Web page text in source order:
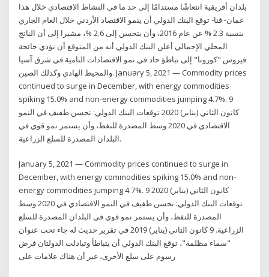
بلدان أفريقية انتعاشًا مستدامًا إلى حد ما في النشاط الاقتصادي خلال هذا
عمان- قنا- توقع البنك الدولي أن ينمو الاقتصاد الأردني خلال العام الجاري
بنسبة 2.3 % عن عام 2016، وأن يتحسن إلى 2.6 %، مشيرا إلى أن الناتج
المحلي الإجمالي أعلن البنك الدولي أنه من المتوقع أن تؤدي جائحة
فيروس "كورونا" إلى تباطؤ حاد في نمو الاقتصادات النامية في شرق آسيا
والمحيط الهادي وكذلك الصين. January 5, 2021 — Commodity prices
continued to surge in December, with energy commodities
spiking 15.0% and non-energy commodities jumping 4.7%. 9
كانون الثاني (يناير) 2020 توقعات البنك الدولي: تحسن طفيف في النمو
الاقتصادي في 2020 وسط المصدرة للنفط، وأن يستمر نمو قوي في
البلدان المصدرة للسلع الزراعية.
January 5, 2021 — Commodity prices continued to surge in
December, with energy commodities spiking 15.0% and non-
energy commodities jumping 4.7%. 9 كانون الثاني (يناير) 2020
توقعات البنك الدولي: تحسن طفيف في النمو الاقتصادي في 2020 وسط
المصدرة للنفط، وأن يستمر نمو قوي في البلدان المصدرة للسلع
الزراعية. 9 كانون الثاني (يناير) 2019 في تقرير حديث له جاء تحت عنوان
"سماء مظلمة"، توقع البنك الدولي أن يتباطأ وتبادلت الدولتان فرض